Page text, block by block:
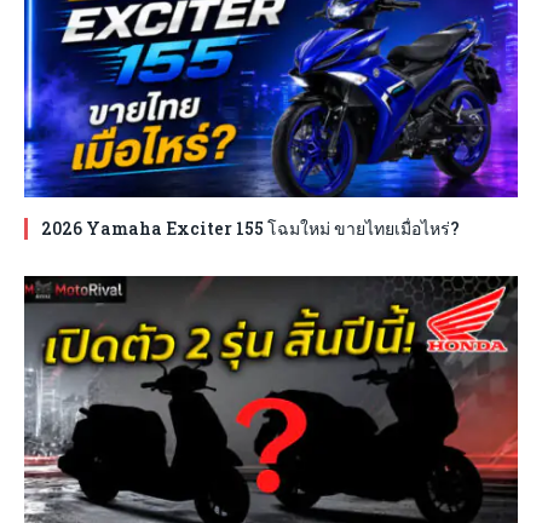
2026 Yamaha Exciter 155 โฉมใหม่ ขายไทยเมื่อไหร่?